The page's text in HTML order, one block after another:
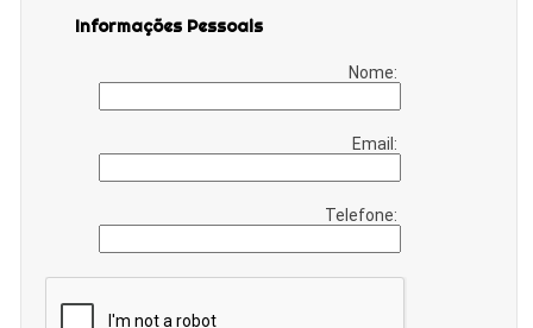
Informações Pessoais
Nome:
Email:
Telefone: